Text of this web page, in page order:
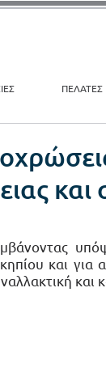
ΠΕΛΑΤΕΣ
και
και για
και